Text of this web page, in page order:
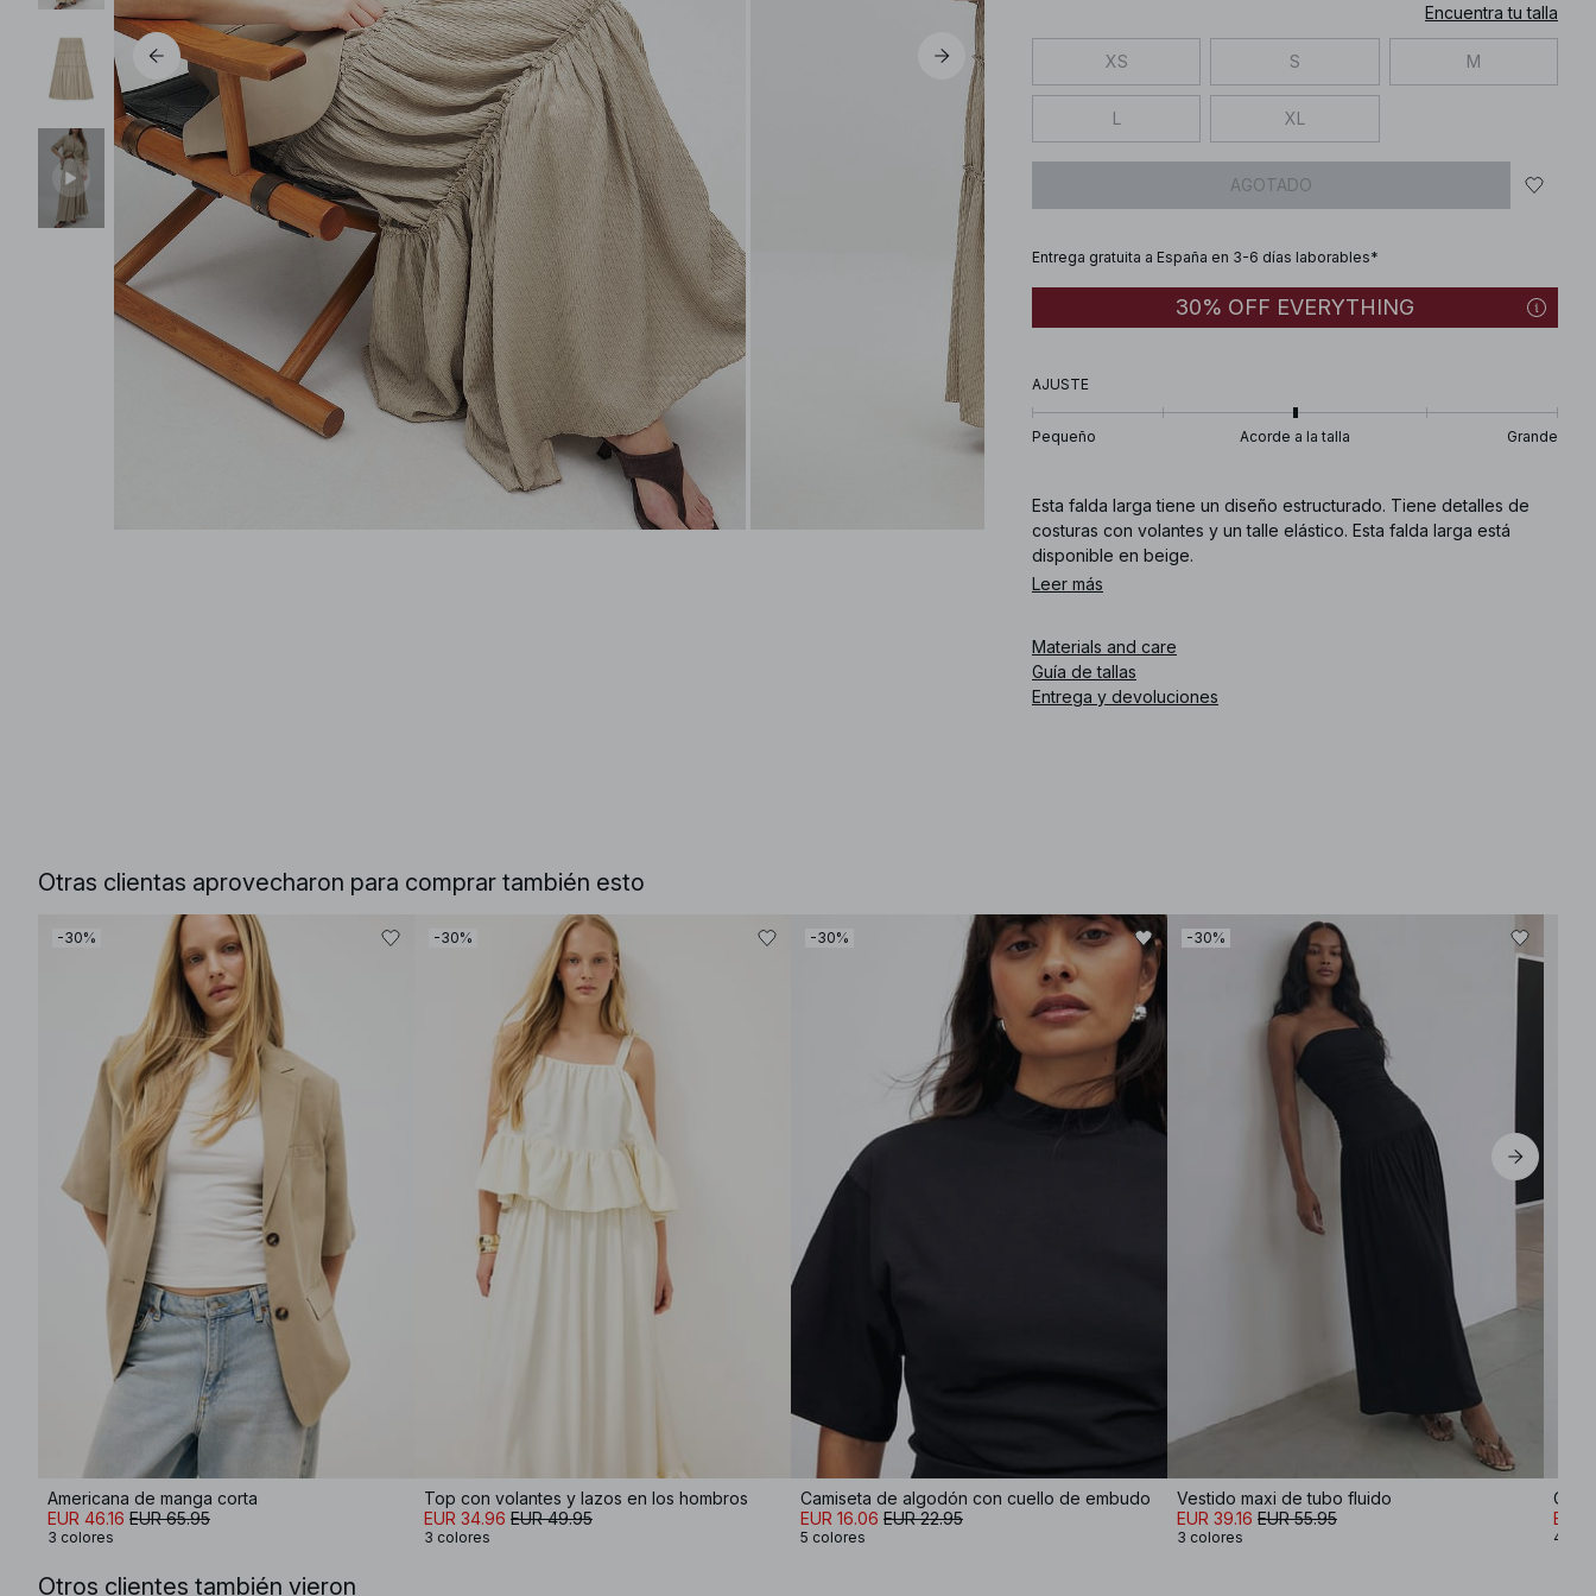
Encuentra tu talla
XS S M
L XL
AGOTADO
Entrega gratuita a España en 3-6 días laborables*
30% OFF EVERYTHING
AJUSTE
Pequeño Acorde a la talla Grande
Esta falda larga tiene un diseño estructurado. Tiene detalles de
costuras con volantes y un talle elástico. Esta falda larga está
disponible en beige.
Leer más
Materials and care
Guía de tallas
Entrega y devoluciones
Otras clientas aprovecharon para comprar también esto
-30%
Americana de manga corta
EUR 46.16 EUR 65.95
3 colores
-30%
Top con volantes y lazos en los hombros
EUR 34.96 EUR 49.95
3 colores
-30%
Camiseta de algodón con cuello de embudo
EUR 16.06 EUR 22.95
5 colores
-30%
Vestido maxi de tubo fluido
EUR 39.16 EUR 55.95
3 colores
EUR
4
Otros clientes también vieron